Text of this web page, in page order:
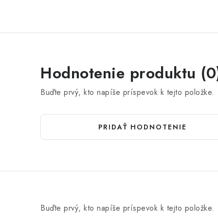
Hodnotenie produktu
Buďte prvý, kto napíše príspevok k tejto položke.
PRIDAŤ HODNOTENIE
Buďte prvý, kto napíše príspevok k tejto položke.